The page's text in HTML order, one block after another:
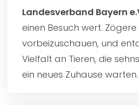
Landesverband Bayern
einen Besuch wert. Zögere
vorbeizuschauen, und
Vielfalt an Tieren, die
ein neues Zuhause warten.